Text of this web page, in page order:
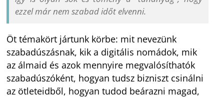
ezzel már nem szabad időt elvenni.
Öt témakört jártunk körbe: mit nevezünk
szabadúszásnak, kik a digitális nomádok, mik
az álmaid és azok mennyire megvalósíthatók
szabadúszóként, hogyan tudsz bizniszt csinálni
az ötleteidből, hogyan tudod beárazni magad,